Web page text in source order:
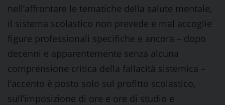
nell’affrontare le tematiche della salute mentale,
il sistema scolastico non prevede e mal accoglie
figure professionali specifiche e ancora – dopo
decenni e apparentemente senza alcuna
comprensione critica della fallacità sistemica –
l’accento è posto solo sul profitto scolastico,
sull’imposizione di ore e ore di studio e